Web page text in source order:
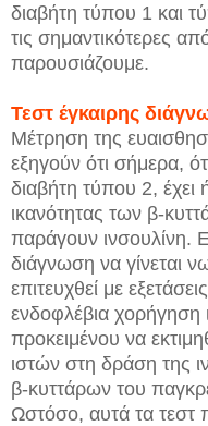
διαβήτη τύπου 1 και
τις σημαντικότερες
παρουσιάζουμε.
Τεστ έγκαιρης
Μέτρηση της
εξηγούν ότι σήμερα,
διαβήτη τύπου 2, έχει
ικανότητας των β-
παράγουν ινσουλίνη.
διάγνωση να γίνεται
επιτευχθεί με
ενδοφλέβια χορήγηση
προκειμένου να
ιστών στη δράση της
β-κυττάρων του
Ωστόσο, αυτά τα τεστ